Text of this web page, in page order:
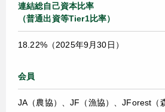
連結総自己資本比率
（普通出資等Tier1比率）
18.22%（2025年9月30日）
会員
JA（農協）、JF（漁協）、JForest（